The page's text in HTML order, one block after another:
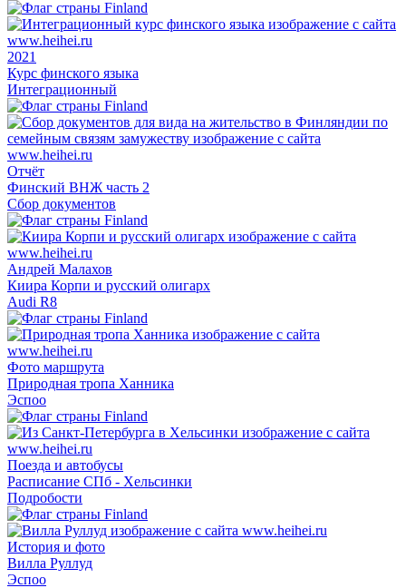
2021
Курс финского языка
Интеграционный
Отчёт
Финский ВНЖ часть 2
Сбор документов
Андрей Малахов
Киира Корпи и русский олигарх
Audi R8
Фото маршрута
Природная тропа Ханника
Эспоо
Поезда и автобусы
Расписание СПб - Хельсинки
Подробости
История и фото
Вилла Руллуд
Эспоо